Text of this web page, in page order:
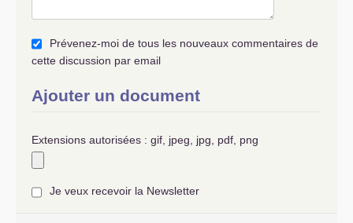
Prévenez-moi de tous les nouveaux commentaires de
cette discussion par email
Ajouter un document
Extensions autorisées : gif, jpeg, jpg, pdf, png
Je veux recevoir la Newsletter